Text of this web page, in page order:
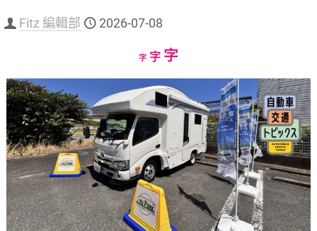
Fitz 編輯部 2026-07-08
字Decrease
size.
字Reset
size.
字Increase
size.